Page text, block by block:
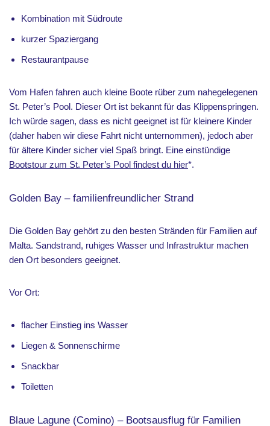
Kombination mit Südroute
kurzer Spaziergang
Restaurantpause
Vom Hafen fahren auch kleine Boote rüber zum nahegelegenen
St. Peter’s Pool. Dieser Ort ist bekannt für das Klippenspringen.
Ich würde sagen, dass es nicht geeignet ist für kleinere Kinder
(daher haben wir diese Fahrt nicht unternommen), jedoch aber
für ältere Kinder sicher viel Spaß bringt. Eine einstündige
Bootstour zum St. Peter’s Pool findest du hier*.
Golden Bay – familienfreundlicher Strand
Die Golden Bay gehört zu den besten Stränden für Familien auf
Malta. Sandstrand, ruhiges Wasser und Infrastruktur machen
den Ort besonders geeignet.
Vor Ort:
flacher Einstieg ins Wasser
Liegen & Sonnenschirme
Snackbar
Toiletten
Blaue Lagune (Comino) – Bootsausflug für Familien